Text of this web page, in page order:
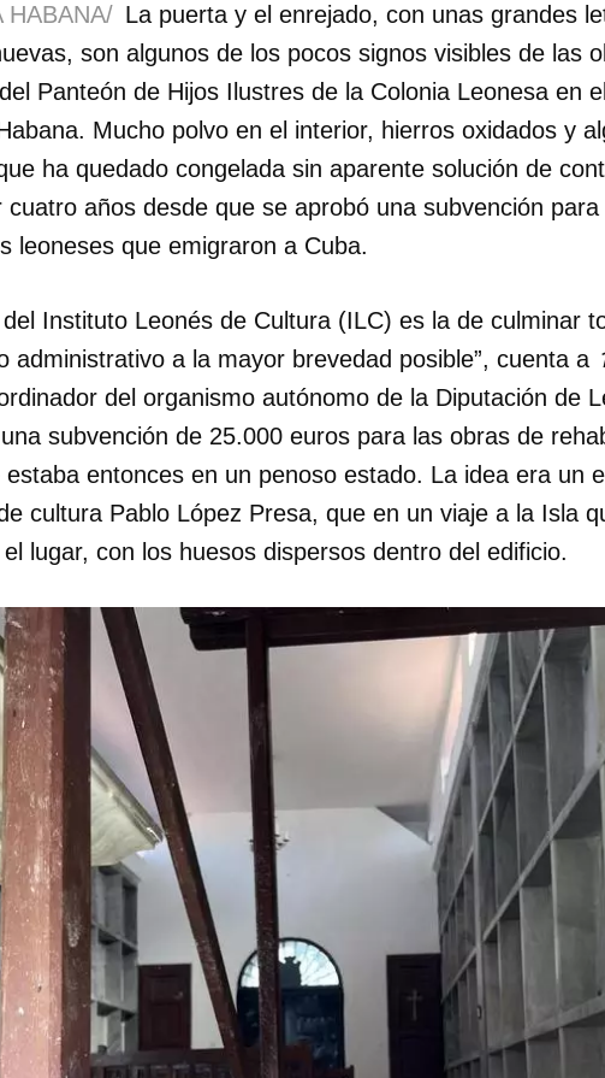
Guardar como favorito
HABANA/ La puerta y el enrejado, con unas grandes
son algunos de los pocos signos visibles de las
Panteón de Hijos Ilustres de la Colonia Leonesa en
Mucho polvo en el interior, hierros oxidados y
ha quedado congelada sin aparente solución de
cuatro años desde que se aprobó una subvención
leoneses que emigraron a Cuba.
del Instituto Leonés de Cultura (ILC) es la de culminar
administrativo a la mayor brevedad posible”, cuenta a
del organismo autónomo de la Diputación de
subvención de 25.000 euros para las obras de
estaba entonces en un penoso estado. La idea era un
cultura Pablo López Presa, que en un viaje a la Isla
lugar, con los huesos dispersos dentro del edificio.